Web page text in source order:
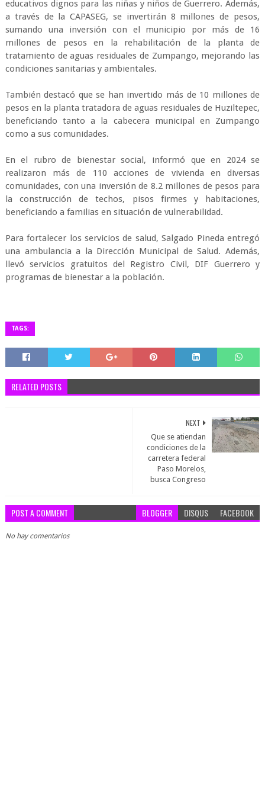
educativos dignos para las niñas y niños de Guerrero. Además,
a través de la CAPASEG, se invertirán 8 millones de pesos,
sumando una inversión con el municipio por más de 16
millones de pesos en la rehabilitación de la planta de
tratamiento de aguas residuales de Zumpango, mejorando las
condiciones sanitarias y ambientales.
También destacó que se han invertido más de 10 millones de
pesos en la planta tratadora de aguas residuales de Huziltepec,
beneficiando tanto a la cabecera municipal en Zumpango
como a sus comunidades.
En el rubro de bienestar social, informó que en 2024 se
realizaron más de 110 acciones de vivienda en diversas
comunidades, con una inversión de 8.2 millones de pesos para
la construcción de techos, pisos firmes y habitaciones,
beneficiando a familias en situación de vulnerabilidad.
Para fortalecer los servicios de salud, Salgado Pineda entregó
una ambulancia a la Dirección Municipal de Salud. Además,
llevó servicios gratuitos del Registro Civil, DIF Guerrero y
programas de bienestar a la población.
TAGS:
RELATED POSTS
NEXT
Que se atiendan
condiciones de la
carretera federal
Paso Morelos,
busca Congreso
POST A COMMENT BLOGGER DISQUS FACEBOOK
No hay comentarios